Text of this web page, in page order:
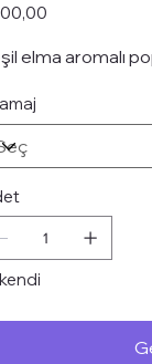
elma aromalı